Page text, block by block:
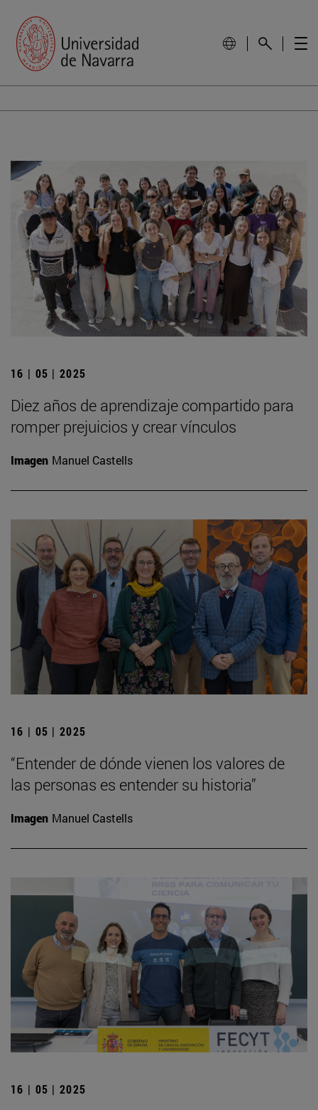
16 | 05 | 2025
Diez años de aprendizaje compartido para
romper prejuicios y crear vínculos
Imagen Manuel Castells
16 | 05 | 2025
“Entender de dónde vienen los valores de
las personas es entender su historia”
Imagen Manuel Castells
16 | 05 | 2025